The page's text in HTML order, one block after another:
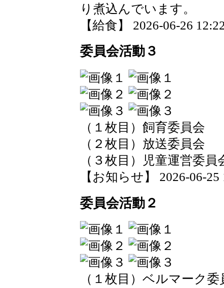
り煮込んでいます。
【給食】 2026-06-26
委員会活動３
（１枚目）飼育委員会
（２枚目）放送委員会
（３枚目）児童運営委員
【お知らせ】 2026-06-25
委員会活動２
（１枚目）ベルマーク委